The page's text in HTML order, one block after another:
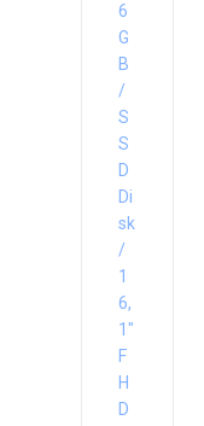
6
G
B
/
S
S
D
Di
sk
/
1
6,
1″
F
H
D